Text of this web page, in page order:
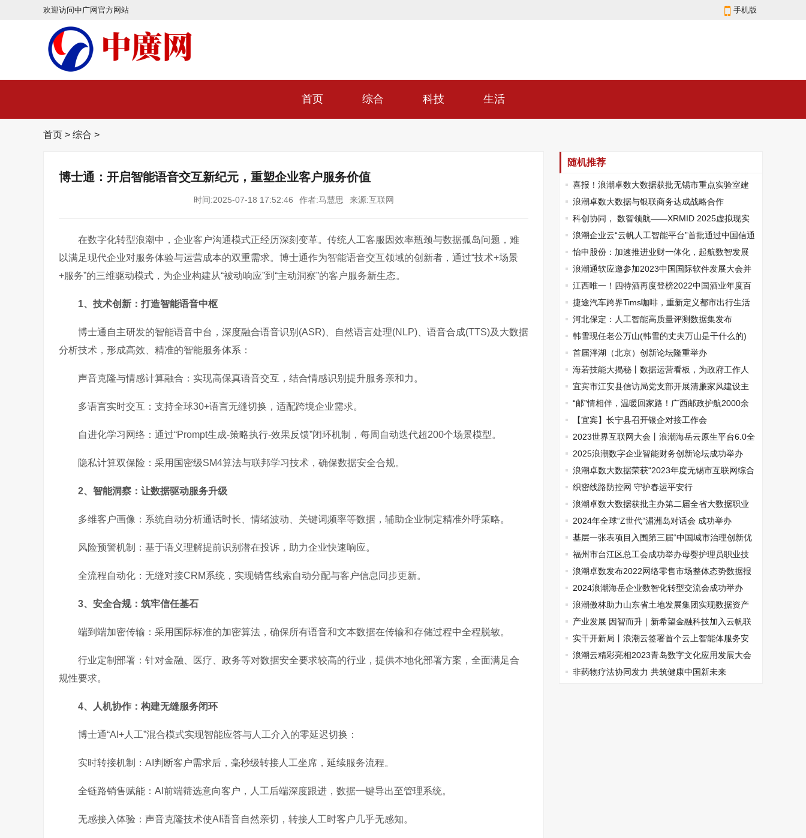
欢迎访问中广网官方网站 手机版
首页 综合 科技 生活
首页 > 综合 >
博士通：开启智能语音交互新纪元，重塑企业客户服务价值
时间:2025-07-18 17:52:46 作者:马慧思 来源:互联网
在数字化转型浪潮中，企业客户沟通模式正经历深刻变革。传统人工客服因效率瓶颈与数据孤岛问题，难
以满足现代企业对服务体验与运营成本的双重需求。博士通作为智能语音交互领域的创新者，通过“技术+场景
+服务”的三维驱动模式，为企业构建从“被动响应”到“主动洞察”的客户服务新生态。
1、技术创新：打造智能语音中枢
博士通自主研发的智能语音中台，深度融合语音识别(ASR)、自然语言处理(NLP)、语音合成(TTS)及大数据
分析技术，形成高效、精准的智能服务体系：
声音克隆与情感计算融合：实现高保真语音交互，结合情感识别提升服务亲和力。
多语言实时交互：支持全球30+语言无缝切换，适配跨境企业需求。
自进化学习网络：通过“Prompt生成-策略执行-效果反馈”闭环机制，每周自动迭代超200个场景模型。
隐私计算双保险：采用国密级SM4算法与联邦学习技术，确保数据安全合规。
2、智能洞察：让数据驱动服务升级
多维客户画像：系统自动分析通话时长、情绪波动、关键词频率等数据，辅助企业制定精准外呼策略。
风险预警机制：基于语义理解提前识别潜在投诉，助力企业快速响应。
全流程自动化：无缝对接CRM系统，实现销售线索自动分配与客户信息同步更新。
3、安全合规：筑牢信任基石
端到端加密传输：采用国际标准的加密算法，确保所有语音和文本数据在传输和存储过程中全程脱敏。
行业定制部署：针对金融、医疗、政务等对数据安全要求较高的行业，提供本地化部署方案，全面满足合
规性要求。
4、人机协作：构建无缝服务闭环
博士通“AI+人工”混合模式实现智能应答与人工介入的零延迟切换：
实时转接机制：AI判断客户需求后，毫秒级转接人工坐席，延续服务流程。
全链路销售赋能：AI前端筛选意向客户，人工后端深度跟进，数据一键导出至管理系统。
无感接入体验：声音克隆技术使AI语音自然亲切，转接人工时客户几乎无感知。
随机推荐
喜报！浪潮卓数大数据获批无锡市重点实验室建
设立项
浪潮卓数大数据与银联商务达成战略合作
科创协同， 数智领航——XRMID 2025虚拟现实
及元宇宙产业创新发展活动圆满举办
浪潮企业云“云帆人工智能平台”首批通过中国信通
院测评
怡申股份：加速推进业财一体化，起航数智发展
新阶段
浪潮通软应邀参加2023中国国际软件发展大会并
揽获多项大奖
江西唯一！四特酒再度登榜2022中国酒业年度百
强捷途汽车跨界Tims咖啡，重新定义都市出行生活
方式河北保定：人工智能高质量评测数据集发布
韩雪现任老公万山(韩雪的丈夫万山是干什么的)
首届泮湖（北京）创新论坛隆重举办
海若技能大揭秘丨数据运营看板，为政府工作人
员减负增效
宜宾市江安县信访局党支部开展清廉家风建设主
题党日活动
“邮”情相伴，温暖回家路！广西邮政护航2000余
名桂籍务工创业人员平安返乡
【宜宾】长宁县召开银企对接工作会
2023世界互联网大会丨浪潮海岳云原生平台6.0全
新发布
2025浪潮数字企业智能财务创新论坛成功举办
浪潮卓数大数据荣获“2023年度无锡市互联网综合
实力企业TOP20”
织密线路防控网 守护春运平安行
浪潮卓数大数据获批主办第二届全省大数据职业
技能竞赛
2024年全球“Z世代”湄洲岛对话会 成功举办
基层一张表项目入围第三届“中国城市治理创新优
秀案例评选活动”
福州市台江区总工会成功举办母婴护理员职业技
能竞赛
浪潮卓数发布2022网络零售市场整体态势数据报
告2024浪潮海岳企业数智化转型交流会成功举办
浪潮傲林助力山东省土地发展集团实现数据资产
入表产业发展 因智而升｜新希望金融科技加入云帆联
盟，金融智能云筑牢AI原生银行底座
实干开新局丨浪潮云签署首个云上智能体服务安
全自律公约
浪潮云精彩亮相2023青岛数字文化应用发展大会
非药物疗法协同发力 共筑健康中国新未来